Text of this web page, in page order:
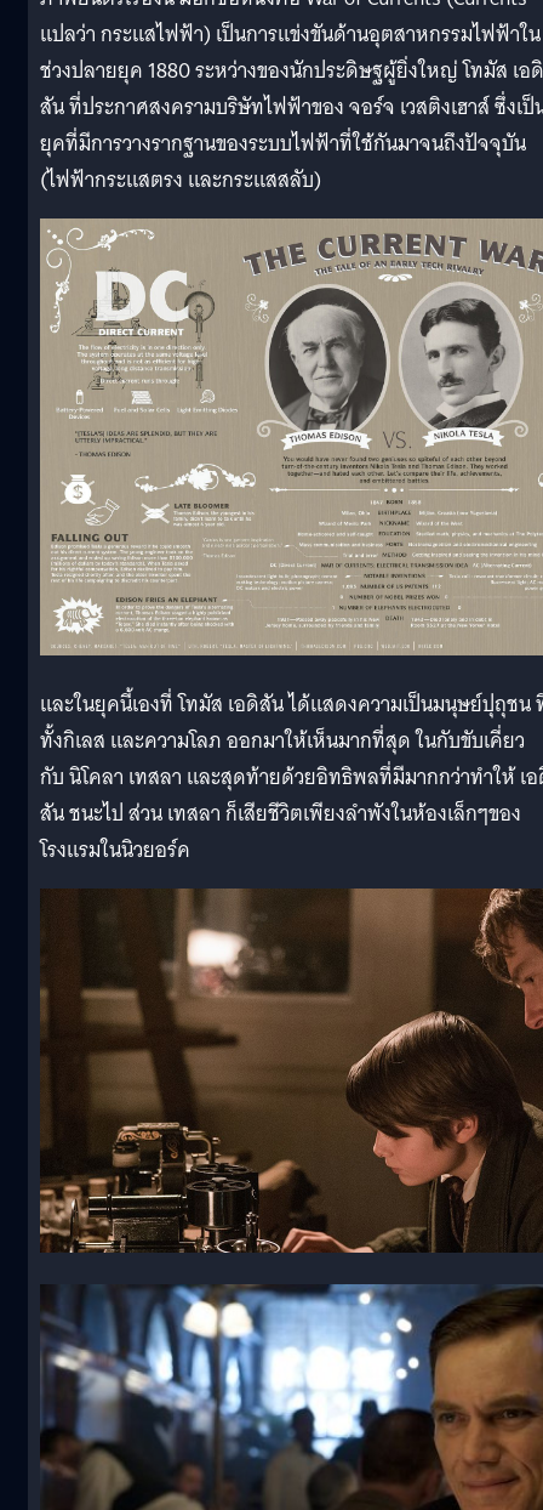
แปลว่า กระแสไฟฟ้า) เป็นการแข่งขันด้านอุตสาหกรรมไฟฟ้าใน
ช่วงปลายยุค 1880 ระหว่างของนักประดิษฐผู้ยิ่งใหญ่ โทมัส เอดิ
สัน ที่ประกาศสงครามบริษัทไฟฟ้าของ จอร์จ เวสติงเฮาส์ ซึ่งเป็
ยุคที่มีการวางรากฐานของระบบไฟฟ้าที่ใช้กันมาจนถึงปัจจุบัน
(ไฟฟ้ากระแสตรง และกระแสสลับ)
และในยุคนี้เองที่ โทมัส เอดิสัน ได้แสดงความเป็นมนุษย์ปุถุชน
ทั้งกิเลส และความโลภ ออกมาให้เห็นมากที่สุด ในกับขับเคี่ยว
กับ นิโคลา เทสลา และสุดท้ายด้วยอิทธิพลที่มีมากกว่าทำให้ เ
สัน ชนะไป ส่วน เทสลา ก็เสียชีวิตเพียงลำพังในห้องเล็กๆของ
โรงแรมในนิวยอร์ค